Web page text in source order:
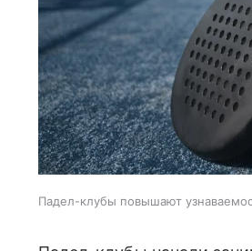
Падел-клубы повышают